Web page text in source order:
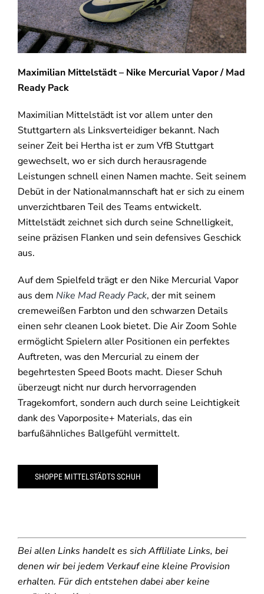
Maximilian Mittelstädt – Nike Mercurial Vapor / Mad
Ready Pack
Maximilian Mittelstädt ist vor allem unter den
Stuttgartern als Linksverteidiger bekannt. Nach
seiner Zeit bei Hertha ist er zum VfB Stuttgart
gewechselt, wo er sich durch herausragende
Leistungen schnell einen Namen machte. Seit seinem
Debüt in der Nationalmannschaft hat er sich zu einem
unverzichtbaren Teil des Teams entwickelt.
Mittelstädt zeichnet sich durch seine Schnelligkeit,
seine präzisen Flanken und sein defensives Geschick
aus.
Auf dem Spielfeld trägt er den Nike Mercurial Vapor
aus dem Nike Mad Ready Pack, der mit seinem
cremeweißen Farbton und den schwarzen Details
einen sehr cleanen Look bietet. Die Air Zoom Sohle
ermöglicht Spielern aller Positionen ein perfektes
Auftreten, was den Mercurial zu einem der
begehrtesten Speed Boots macht. Dieser Schuh
überzeugt nicht nur durch hervorragenden
Tragekomfort, sondern auch durch seine Leichtigkeit
dank des Vaporposite+ Materials, das ein
barfußähnliches Ballgefühl vermittelt.
SHOPPE MITTELSTÄDTS SCHUH
Bei allen Links handelt es sich Affliliate Links, bei
denen wir bei jedem Verkauf eine kleine Provision
erhalten. Für dich entstehen dabei aber keine